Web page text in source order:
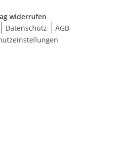
widerrufen
Datenschutz
AGB